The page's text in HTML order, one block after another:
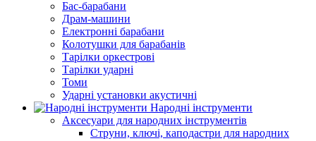
Бас-барабани
Драм-машини
Електронні барабани
Колотушки для барабанів
Тарілки оркестрові
Тарілки ударні
Томи
Ударні установки акустичні
Народні інструменти
Аксесуари для народних інструментів
Струни, ключі, каподастри для народних